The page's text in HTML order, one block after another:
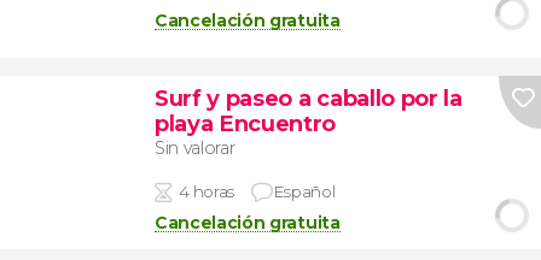
Cancelación gratuita
Surf y paseo a caballo por la
playa Encuentro
Sin valorar
4 horas Español
Cancelación gratuita